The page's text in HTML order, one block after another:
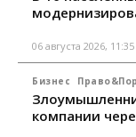
06 августа 2026, 11:35
Бизнес
компании